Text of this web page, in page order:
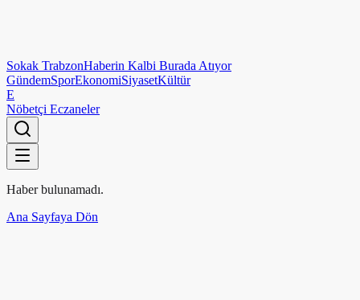
Sokak TrabzonHaberin Kalbi Burada Atıyor
GündemSporEkonomiSiyasetKültür
E
Nöbetçi Eczaneler
Haber bulunamadı.
Ana Sayfaya Dön